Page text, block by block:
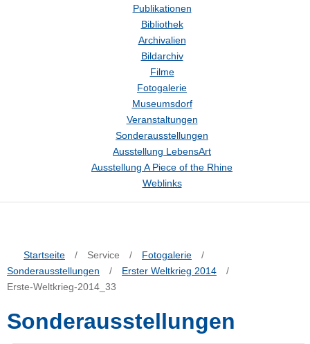
Publikationen
Bibliothek
Archivalien
Bildarchiv
Filme
Fotogalerie
Museumsdorf
Veranstaltungen
Sonderausstellungen
Ausstellung LebensArt
Ausstellung A Piece of the Rhine
Weblinks
Startseite / Service / Fotogalerie
/
Sonderausstellungen
/ Erster Weltkrieg 2014
/
Erste-Weltkrieg-2014_33
Sonderausstellungen